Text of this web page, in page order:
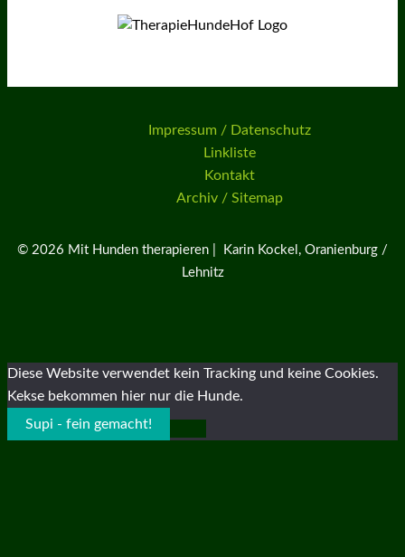
Impressum / Datenschutz
Linkliste
Kontakt
Archiv / Sitemap
© 2026 Mit Hunden therapieren | Karin Kockel, Oranienburg /
Lehnitz
Diese Website verwendet kein Tracking und keine Cookies.
Kekse bekommen hier nur die Hunde.
Supi - fein gemacht!